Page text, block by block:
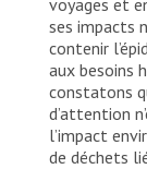
ses impacts
contenir
aux besoins
constatons
d’attention
l’impact
de déchets